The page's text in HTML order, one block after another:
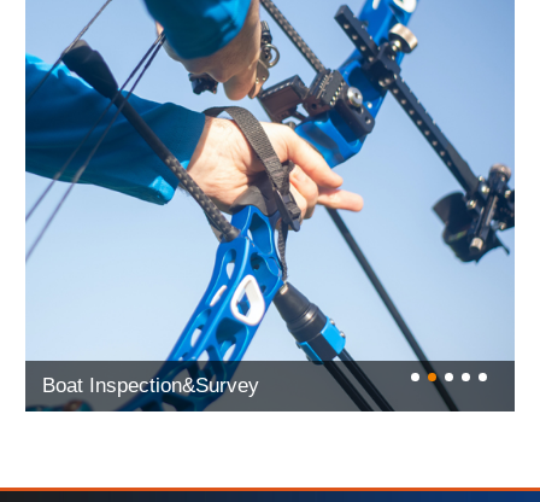
Boat Inspection&Survey